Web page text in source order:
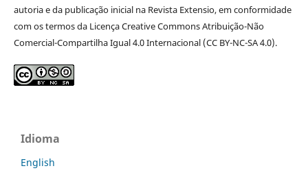
autoria e da publicação inicial na Revista Extensio, em conformidade
com os termos da Licença Creative Commons Atribuição-Não
Comercial-Compartilha Igual 4.0 Internacional (CC BY-NC-SA 4.0).
Idioma
English